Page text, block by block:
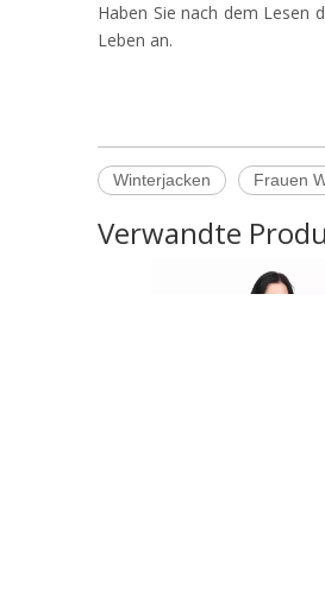
Haben Sie nach dem Lesen
Leben an.
Winterjacken Frauen
Verwandte